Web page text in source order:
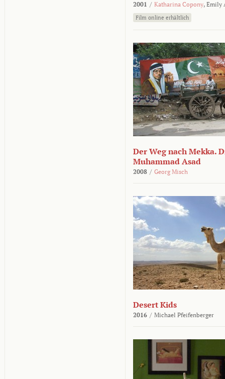
2001 / Katharina Copony, Emily
Film online erhältlich
Der Weg nach Mekka.
Muhammad Asad
2008 / Georg Misch
Desert Kids
2016 / Michael Pfeifenberger